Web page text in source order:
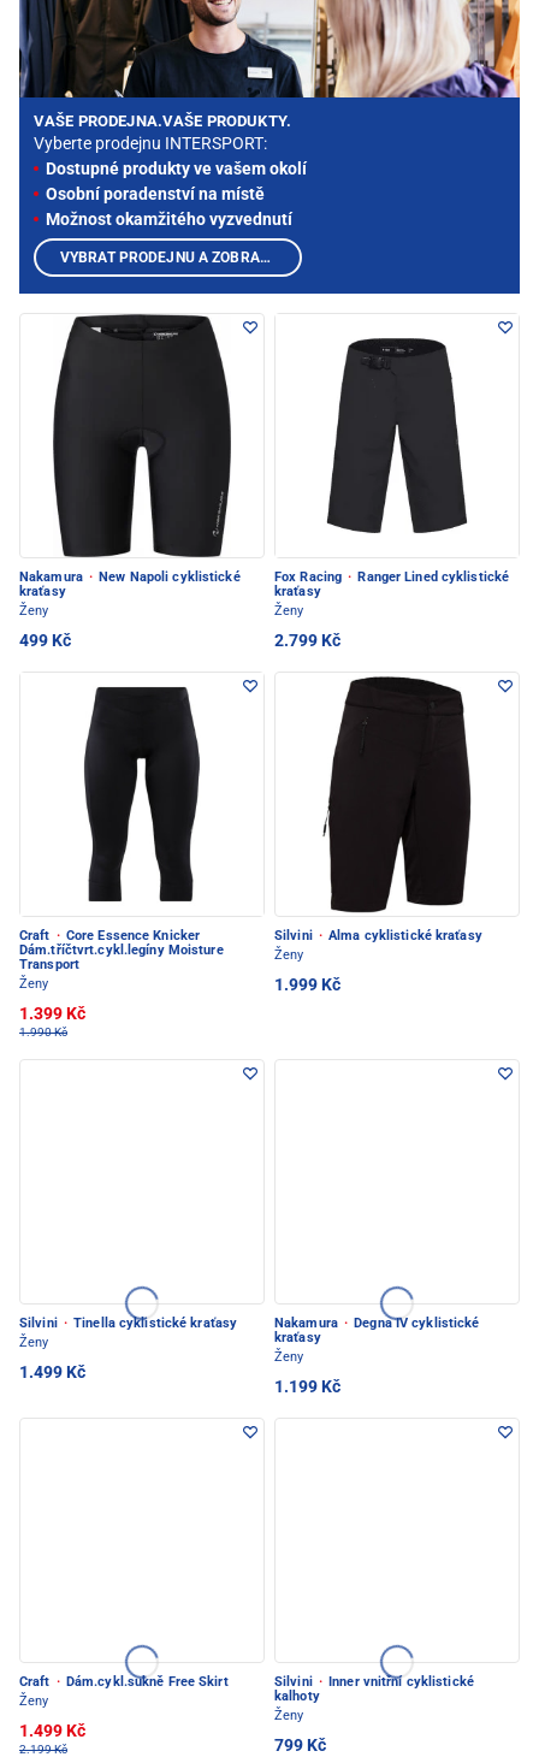
Nakamura · New Napoli cyklistické
kraťasy
Ženy
499 Kč
Fox Racing · Ranger Lined cyklistické
kraťasy
Ženy
2.799 Kč
Craft · Core Essence Knicker
Dám.tříčtvrt.cykl.legíny Moisture
Transport
Ženy
1.399 Kč
1.990 Kč
Silvini · Alma cyklistické kraťasy
Ženy
1.999 Kč
Silvini · Tinella cyklistické kraťasy
Ženy
1.499 Kč
Nakamura · Degna IV cyklistické
kraťasy
Ženy
1.199 Kč
Craft · Dám.cykl.sukně Free Skirt
Ženy
1.499 Kč
2.199 Kč
Silvini ·
Inner vnitřní cyklistické
kalhoty
Ženy
799 Kč
VAŠE PRODEJNA.VAŠE PRODUKTY.
Vyberte prodejnu INTERSPORT:
Dostupné produkty ve vašem okolí
Osobní poradenství na místě
Možnost okamžitého vyzvednutí
VYBRAT PRODEJNU A ZOBRAZIT PRODUKTY